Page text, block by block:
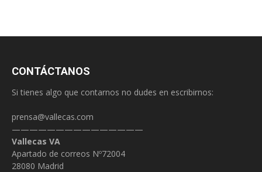
CONTÁCTANOS
Si tienes algo que contarnos no dudes en escribirnos:
prensa@vallecas.com
———————————————
Vallecas VA
Apartado de correos Nº72004
28080 Madrid